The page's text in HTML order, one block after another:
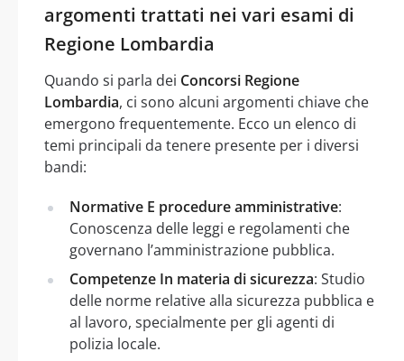
argomenti trattati nei vari esami di
Regione Lombardia
Quando si parla dei Concorsi Regione
Lombardia, ci sono alcuni argomenti chiave che
emergono frequentemente. Ecco un elenco di
temi principali da tenere presente per i diversi
bandi:
Normative E procedure amministrative:
Conoscenza delle leggi e regolamenti che
governano l’amministrazione pubblica.
Competenze In materia di sicurezza: Studio
delle norme relative alla sicurezza pubblica e
al lavoro, specialmente per gli agenti di
polizia locale.